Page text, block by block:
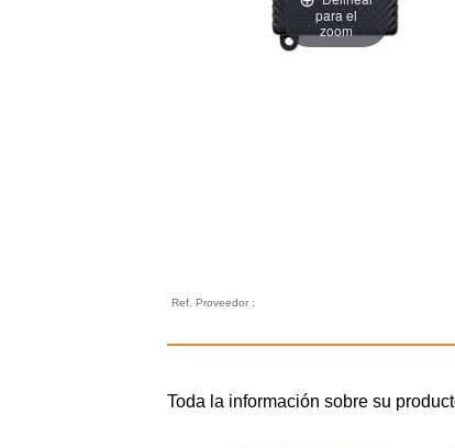
para el
zoom
Ref. Proveedor :
Toda la información sobre su